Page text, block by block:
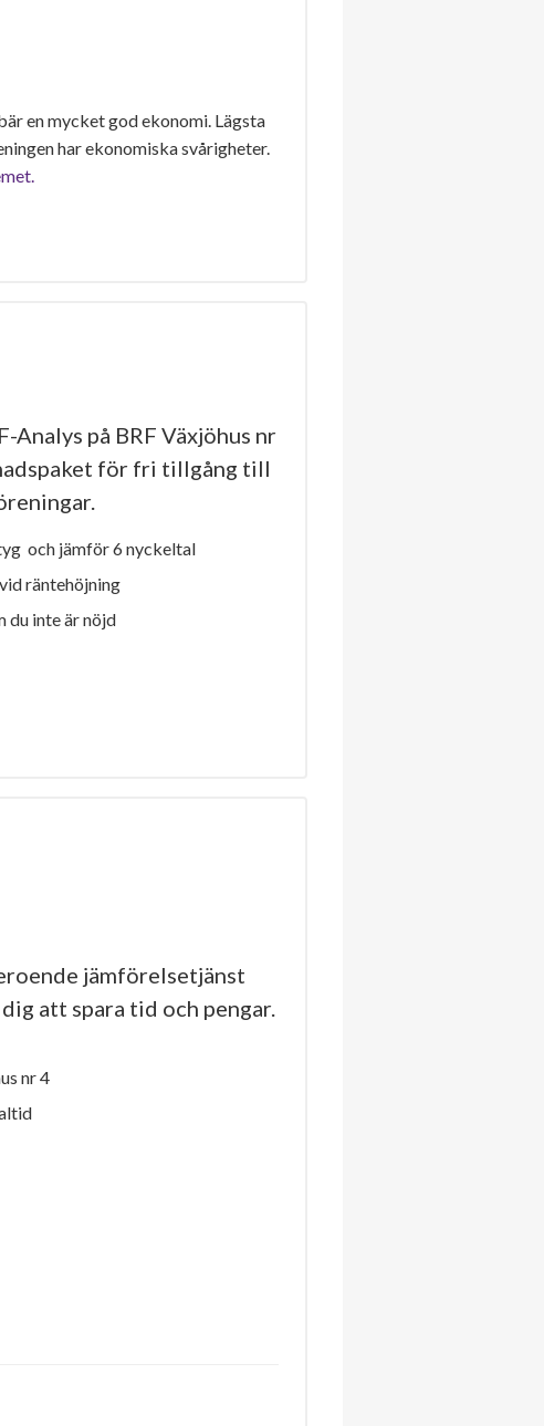
en mycket god ekonomi. Lägsta
har ekonomiska svårigheter.
Analys på BRF Växjöhus nr
för fri tillgång till
och jämför 6 nyckeltal
räntehöjning
du inte är nöjd
jämförelsetjänst
att spara tid och pengar.
nr 4